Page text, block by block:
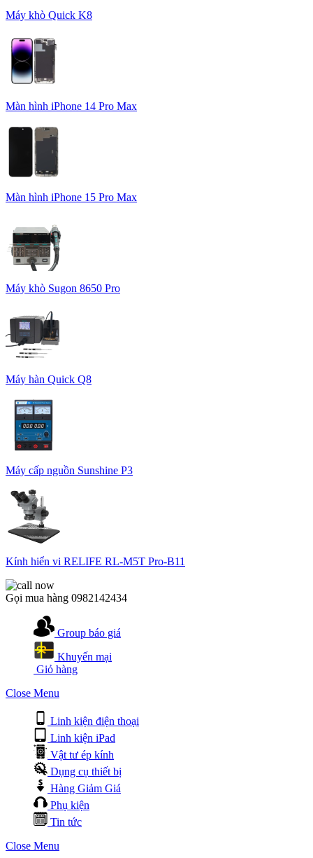
Máy khò Quick K8
Màn hình iPhone 14 Pro Max
Màn hình iPhone 15 Pro Max
Máy khò Sugon 8650 Pro
Máy hàn Quick Q8
Máy cấp nguồn Sunshine P3
Kính hiển vi RELIFE RL-M5T Pro-B11
Gọi mua hàng 0982142434
Group báo giá
Khuyến mại
Giỏ hàng
Close Menu
Linh kiện điện thoại
Linh kiện iPad
Vật tư ép kính
Dụng cụ thiết bị
Hàng Giảm Giá
Phụ kiện
Tin tức
Close Menu